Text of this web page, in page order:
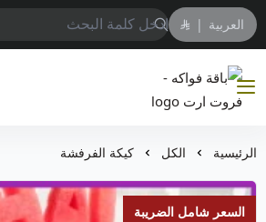
العربية |
باقة فواكه - فروت ارت
الرئيسية الكل كيكة الفرفشة
السعر شامل الضريبة